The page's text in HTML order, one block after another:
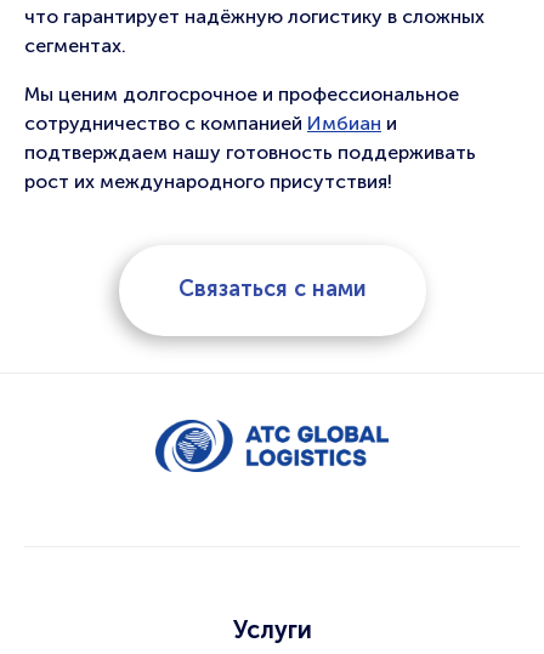
что гарантирует надёжную логистику в сложных
сегментах.
Мы ценим долгосрочное и профессиональное
сотрудничество с компанией Имбиан и
подтверждаем нашу готовность поддерживать
рост их международного присутствия!
Связаться с нами
Услуги